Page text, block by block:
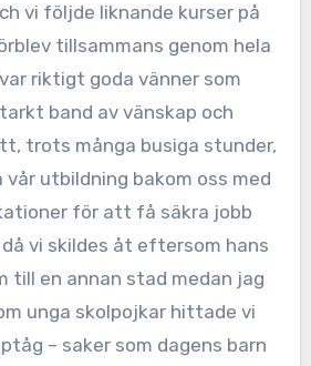
vi följde liknande kurser på
tillsammans genom hela
riktigt goda vänner som
band av vänskap och
trots många busiga stunder,
vår utbildning bakom oss med
för att få säkra jobb
vi skildes åt eftersom hans
till en annan stad medan jag
unga skolpojkar hittade vi
– saker som dagens barn